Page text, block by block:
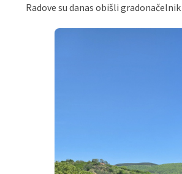
Radove su danas obišli gradonačelnik